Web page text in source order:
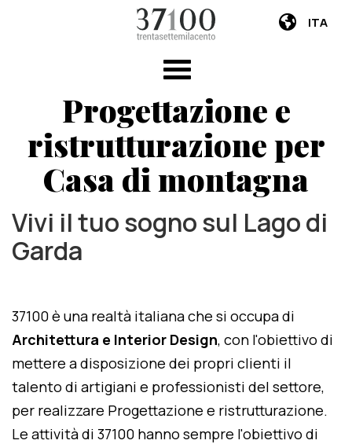
ITA
Progettazione e
ristrutturazione per
Casa di montagna
Vivi il tuo sogno sul Lago di
Garda
37100 è una realtà italiana che si occupa di
Architettura e Interior Design, con l'obiettivo di
mettere a disposizione dei propri clienti il
talento di artigiani e professionisti del settore,
per realizzare Progettazione e ristrutturazione.
Le attività di 37100 hanno sempre l'obiettivo di